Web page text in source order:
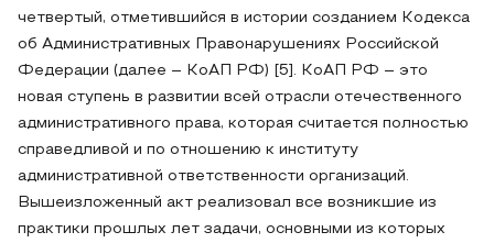
четвертый, отметившийся в истории созданием Кодекса
об Административных Правонарушениях Российской
Федерации (далее – КоАП РФ) [5]. КоАП РФ – это
новая ступень в развитии всей отрасли отечественного
административного права, которая считается полностью
справедливой и по отношению к институту
административной ответственности организаций.
Вышеизложенный акт реализовал все возникшие из
практики прошлых лет задачи, основными из которых